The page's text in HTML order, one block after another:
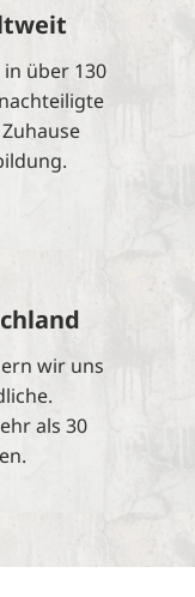
über 130
wir uns
als 30